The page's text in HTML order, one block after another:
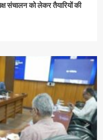
संचालन को लेकर तैयारियों की